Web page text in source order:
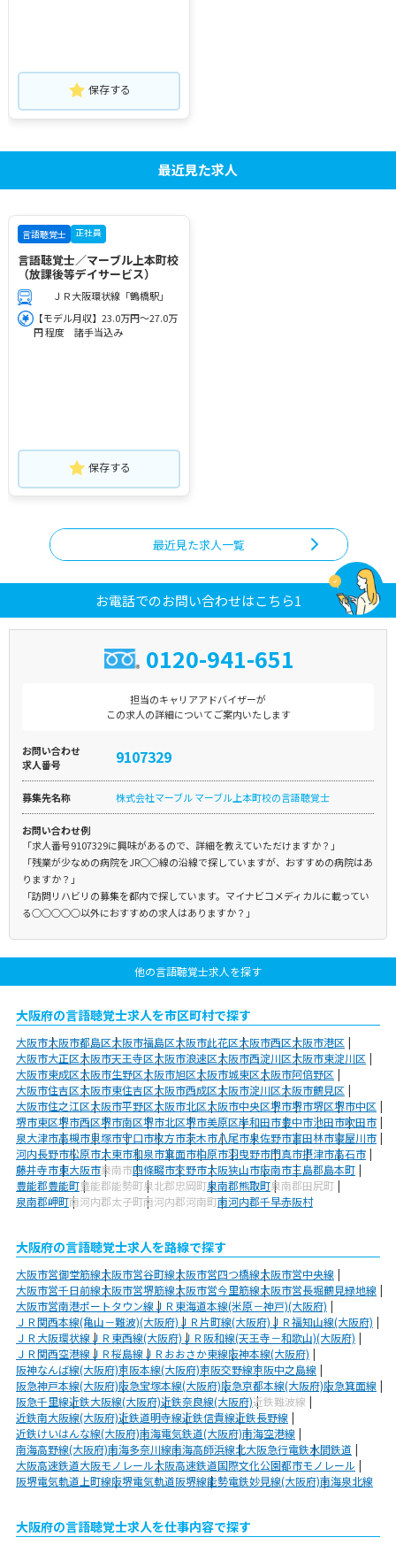
保存する
最近見た求人
言語聴覚士 正社員
言語聴覚士／マーブル上本町校
（放課後等デイサービス）
ＪＲ大阪環状線「鶴橋駅」
【モデル月収】23.0万円～27.0万
円 程度 諸手当込み
保存する
最近見た求人一覧
お電話でのお問い合わせはこちら1
0120-941-651
担当のキャリアアドバイザーが
この求人の詳細についてご案内いたします
お問い合わせ
求人番号
9107329
募集先名称 株式会社マーブル マーブル上本町校の言語聴覚士
お問い合わせ例
「求人番号9107329に興味があるので、詳細を教えていただけますか？」
「残業が少なめの病院をJR○○線の沿線で探していますが、おすすめの病院はあ
りますか？」
「訪問リハビリの募集を都内で探しています。マイナビコメディカルに載ってい
る○○○○○以外におすすめの求人はありますか？」
他の言語聴覚士求人を探す
大阪府の言語聴覚士求人を市区町村で探す
大阪市大阪市都島区大阪市福島区大阪市此花区大阪市西区大阪市港区
大阪市大正区大阪市天王寺区大阪市浪速区大阪市西淀川区大阪市東淀川区
大阪市東成区大阪市生野区大阪市旭区大阪市城東区大阪市阿倍野区
大阪市住吉区大阪市東住吉区大阪市西成区大阪市淀川区大阪市鶴見区
大阪市住之江区大阪市平野区大阪市北区大阪市中央区堺市堺市堺区堺市中区
堺市東区堺市西区堺市南区堺市北区堺市美原区岸和田市豊中市池田市吹田市
泉大津市高槻市貝塚市守口市枚方市茨木市八尾市泉佐野市富田林市寝屋川市
河内長野市松原市大東市和泉市箕面市柏原市羽曳野市門真市摂津市高石市
藤井寺市東大阪市泉南市四條畷市交野市大阪狭山市阪南市三島郡島本町
豊能郡豊能町豊能郡能勢町泉北郡忠岡町泉南郡熊取町泉南郡田尻町
泉南郡岬町南河内郡太子町南河内郡河南町南河内郡千早赤阪村
大阪府の言語聴覚士求人を路線で探す
大阪市営御堂筋線大阪市営谷町線大阪市営四つ橋線大阪市営中央線
大阪市営千日前線大阪市営堺筋線大阪市営今里筋線大阪市営長堀鶴見緑地線
大阪市営南港ポートタウン線ＪＲ東海道本線(米原－神戸)(大阪府)
ＪＲ関西本線(亀山－難波)(大阪府)ＪＲ片町線(大阪府)ＪＲ福知山線(大阪府)
ＪＲ大阪環状線ＪＲ東西線(大阪府)ＪＲ阪和線(天王寺－和歌山)(大阪府)
ＪＲ関西空港線ＪＲ桜島線ＪＲおおさか東線阪神本線(大阪府)
阪神なんば線(大阪府)京阪本線(大阪府)京阪交野線京阪中之島線
阪急神戸本線(大阪府)阪急宝塚本線(大阪府)阪急京都本線(大阪府)阪急箕面線
阪急千里線近鉄大阪線(大阪府)近鉄奈良線(大阪府)近鉄難波線
近鉄南大阪線(大阪府)近鉄道明寺線近鉄信貴線近鉄長野線
近鉄けいはんな線(大阪府)南海電気鉄道(大阪府)南海空港線
南海高野線(大阪府)南海多奈川線南海高師浜線北大阪急行電鉄水間鉄道
大阪高速鉄道大阪モノレール大阪高速鉄道国際文化公園都市モノレール
阪堺電気軌道上町線阪堺電気軌道阪堺線能勢電鉄妙見線(大阪府)南海泉北線
大阪府の言語聴覚士求人を仕事内容で探す